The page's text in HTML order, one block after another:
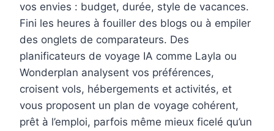
vos envies : budget, durée, style de vacances.
Fini les heures à fouiller des blogs ou à empiler
des onglets de comparateurs. Des
planificateurs de voyage IA comme Layla ou
Wonderplan analysent vos préférences,
croisent vols, hébergements et activités, et
vous proposent un plan de voyage cohérent,
prêt à l’emploi, parfois même mieux ficelé qu’un